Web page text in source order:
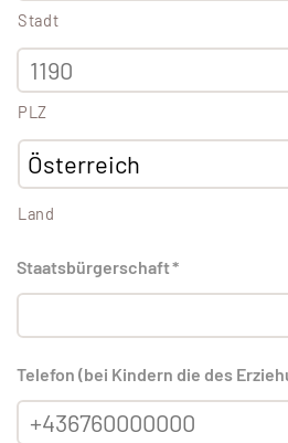
Stadt
PLZ
Land
Staatsbürgerschaft*
Telefon (bei Kindern die des